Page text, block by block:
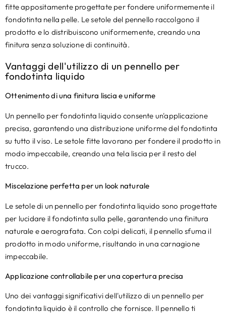
fitte appositamente progettate per fondere uniformemente il
fondotinta nella pelle. Le setole del pennello raccolgono il
prodotto e lo distribuiscono uniformemente, creando una
finitura senza soluzione di continuità.
Vantaggi dell'utilizzo di un pennello per
fondotinta liquido
Ottenimento di una finitura liscia e uniforme
Un pennello per fondotinta liquido consente un'applicazione
precisa, garantendo una distribuzione uniforme del fondotinta
su tutto il viso. Le setole fitte lavorano per fondere il prodotto in
modo impeccabile, creando una tela liscia per il resto del
trucco.
Miscelazione perfetta per un look naturale
Le setole di un pennello per fondotinta liquido sono progettate
per lucidare il fondotinta sulla pelle, garantendo una finitura
naturale e aerografata. Con colpi delicati, il pennello sfuma il
prodotto in modo uniforme, risultando in una carnagione
impeccabile.
Applicazione controllabile per una copertura precisa
Uno dei vantaggi significativi dell'utilizzo di un pennello per
fondotinta liquido è il controllo che fornisce. Il pennello ti